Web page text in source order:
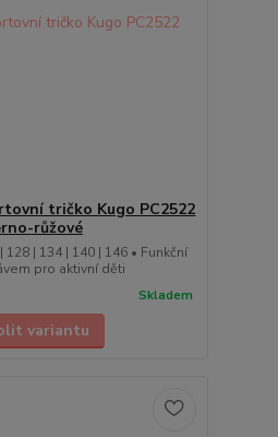
tričko Kugo PC2522
růžové
| 134 | 140 | 146 • Funkční
pro aktivní děti
Skladem
variantu